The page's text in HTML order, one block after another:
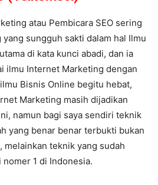
atau Pembicara SEO sering
sungguh sakti dalam hal Ilmu
di kata kunci abadi, dan ia
ilmu Internet Marketing dengan
Bisnis Online begitu hebat,
Marketing masih dijadikan
namun bagi saya sendiri teknik
yang benar benar terbukti bukan
melainkan teknik yang sudah
1 di Indonesia.